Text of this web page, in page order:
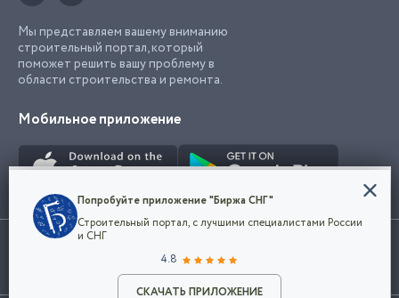
Разместить объявление
Мы представляем вашему вниманию
строительный портал, который
поможет решить вашу проблему в
области строительства и ремонта.
Мобильное приложение
Использование сайта, в том числе подача объявлений, означает
марки представленные на сайте являются собственностью их
Конфиденциальность
Мы используем файлы cookie, чтобы сделать
наш сайт удобным для каждого
Политикой конфиденциальности компании
и принимаете условия использования cookie.
Попробуйте приложение "Биржа СНГ"
Строительный портал, с лучшими специалистами России
и СНГ
4.8
СКАЧАТЬ ПРИЛОЖЕНИЕ